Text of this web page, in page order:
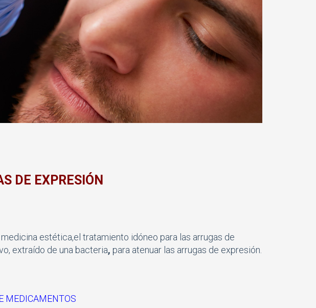
DE EXPRESIÓN
estética,el tratamiento idóneo para las arrugas de
extraí­do de una bacteria, para atenuar las arrugas de expresión.
MEDICAMENTOS